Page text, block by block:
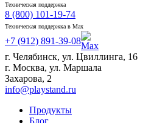
Техническая поддержка
8 (800) 101-19-74
Техническая поддержка в Max
+7 (912) 891-39-08
г. Челябинск, ул. Цвиллинга, 16
г. Москва, ул. Маршала
Захарова, 2
info@playstand.ru
Продукты
Блог